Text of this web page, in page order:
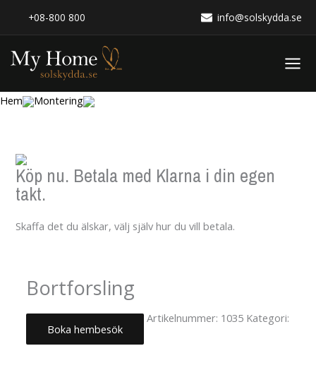
+08-800 800 info@solskydda.se
Hem Montering
Köp nu. Betala med Klarna i din egen
takt.
Skaffa det du älskar, välj själv hur du vill betala.
Bortforsling
Boka hembesök
Artikelnummer: 1035 Kategori:
Montering